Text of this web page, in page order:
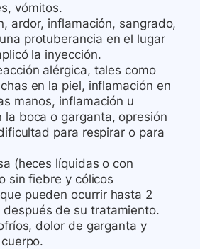
vómitos.
ardor, inflamación, sangrado,
protuberancia en el lugar
la inyección.
alérgica, tales como
en la piel, inflamación en
manos, inflamación u
la boca o garganta, opresión
para respirar o para
(heces líquidas o con
sin fiebre y cólicos
pueden ocurrir hasta 2
después de su tratamiento.
dolor de garganta y